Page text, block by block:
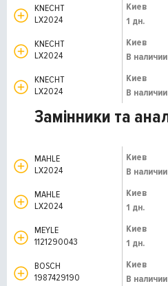
KNECHT
LX2024
Киев
1 дн.
KNECHT
LX2024
Киев
В наличии
KNECHT
LX2024
Киев
В наличии
Замінники та
MAHLE
LX2024
Киев
В наличии
MAHLE
LX2024
Киев
1 дн.
MEYLE
1121290043
Киев
1 дн.
BOSCH
1987429190
Киев
В наличии